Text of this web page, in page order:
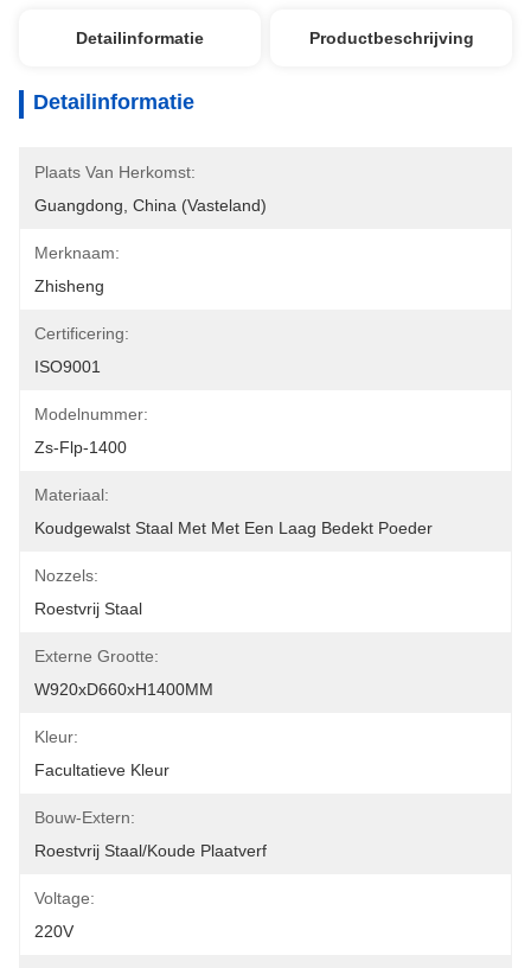
Detailinformatie Productbeschrijving
Detailinformatie
Plaats Van Herkomst:
Guangdong, China (vasteland)
Merknaam:
Zhisheng
Certificering:
ISO9001
Modelnummer:
Zs-Flp-1400
Materiaal:
Koudgewalst Staal Met Met Een Laag Bedekt Poeder
Nozzels:
Roestvrij Staal
Externe Grootte:
W920xD660xH1400MM
Kleur:
Facultatieve Kleur
Bouw-Extern:
Roestvrij Staal/koude Plaatverf
Voltage:
220V